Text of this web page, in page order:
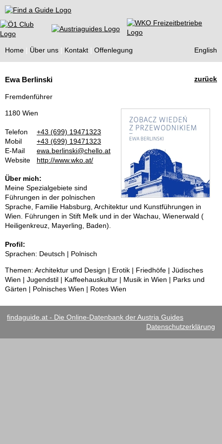
Find a Guide
Home Über uns Kontakt Offenlegung English
Guides
zurück
Ewa Berlinski
Fremdenführer
1180 Wien
Telefon
+43 (699) 19471323
Mobil
+43 (699) 19471323
E-Mail
ewa.berlinski@chello.at
Website
http://www.wko.at/
Über mich:
Meine Spezialgebiete sind
Führungen in der polnischen
Sprache, Familie Habsburg, Architektur und Kunstführungen in
Wien. Führungen in Stift Melk und in der Wachau, Wienerwald (
Heiligenkreuz, Mayerling, Baden).
Profil:
Sprachen: Deutsch | Polnisch
Themen: Architektur und Design | Erotik | Friedhöfe | Jüdisches
Wien | Jugendstil | Kaffeehauskultur | Musik in Wien | Parks und
Gärten | Polnisches Wien | Rotes Wien
findaguide.at - Die Online-Datenbank der Austria Guides
Datenschutzerklärung